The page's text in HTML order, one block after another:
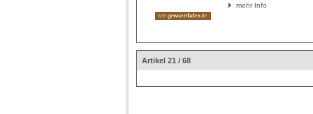
mehr Info
Artikel 21 / 68